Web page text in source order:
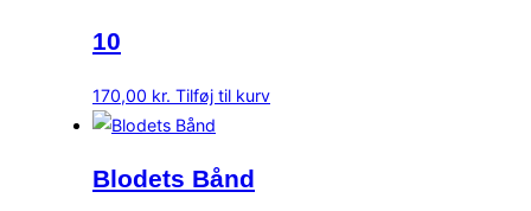
10
170,00 kr. Tilføj til kurv
Blodets Bånd